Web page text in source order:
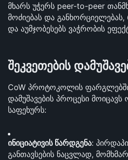
მხარს უჭერს peer-to-peer
მოძიებას და განხორციელებას,
და აუმჯობესებს ვაჭრობის
შეკვეთების
CoW პროტოკოლის ფარგლებში
დამუშავების პროცესი
საფეხურს:
ინიციატივის წარდგენა:
განთავსების ნაცვლად,